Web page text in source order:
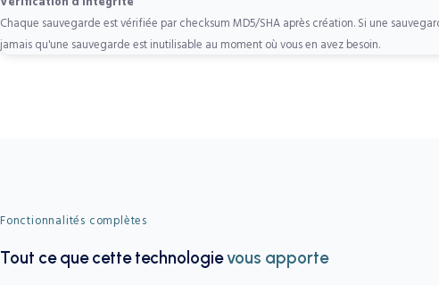
Chaque sauvegarde est vérifiée par checksum MD5/SHA après création. Si une
jamais qu'une sauvegarde est inutilisable au moment où vous en avez besoin.
Fonctionnalités complètes
Tout ce que cette technologievous apporte